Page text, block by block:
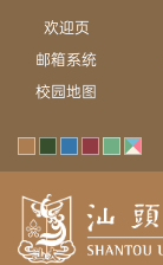
欢迎页
邮箱系统
校园地图